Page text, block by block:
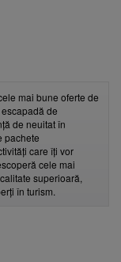
mai bune oferte de
de
de neuitat în
pachete
care îți vor
cele mai
superioară,
în turism.